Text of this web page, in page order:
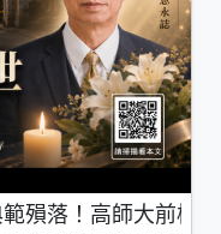
殞落！高師大前校